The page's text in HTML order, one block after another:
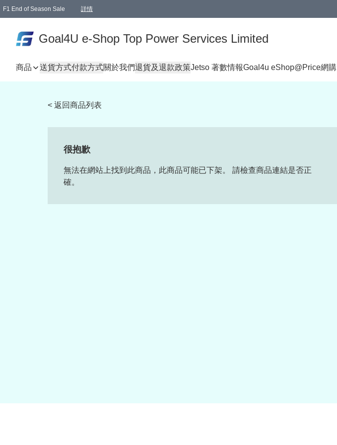
F1 End of Season Sale 詳情
Goal4U e-Shop Top Power Services Limited
商品 送貨方式付款方式關於我們退貨及退款政策Jetso 著數情報Goal4u eShop@Price網購
< 返回商品列表
很抱歉
無法在網站上找到此商品，此商品可能已下架。 請檢查商品連結是否正
確。